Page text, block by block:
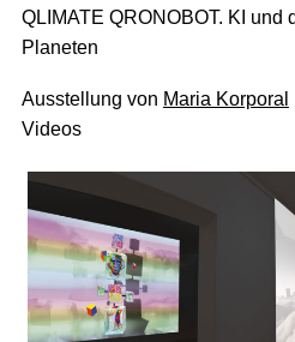
QLIMATE QRONOBOT. KI und
Planeten
Ausstellung von Maria Korporal
Videos